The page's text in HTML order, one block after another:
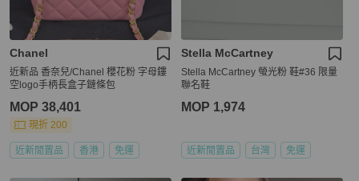
Chanel
近新品 香奈兒/Chanel 櫻花粉 字母鏤
空logo手柄長盒子鏈條包
MOP 38,401
現折 200
近新閒置品 香港 免運
Stella McCartney
Stella McCartney 螢光粉 鞋#36 限量
聯名鞋
MOP 1,974
近新閒置品 台灣 免運